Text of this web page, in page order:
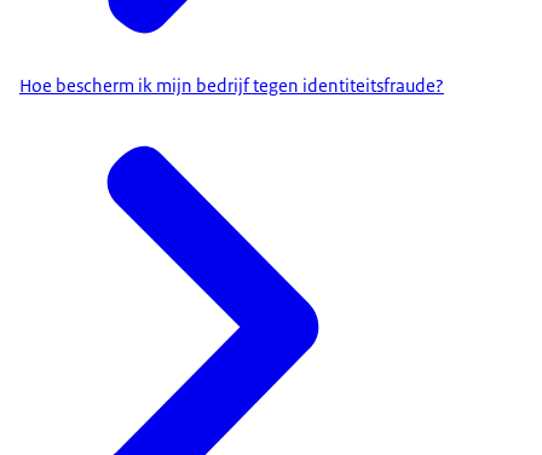
Hoe bescherm ik mijn bedrijf tegen identiteitsfraude?